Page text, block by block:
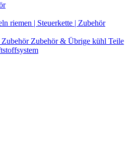
riemen | Steuerkette | Zubehör
Zubehör & Übrige kühl Teile